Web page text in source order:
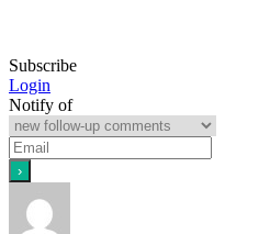
Subscribe
Login
Notify of